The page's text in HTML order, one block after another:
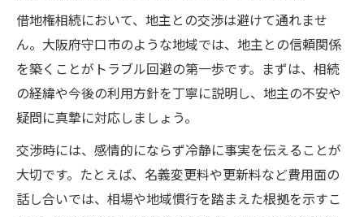
借地権相続において、地主との交渉は避けて通れませ
ん。大阪府守口市のような地域では、地主との信頼関係
を築くことがトラブル回避の第一歩です。まずは、相続
の経緯や今後の利用方針を丁寧に説明し、地主の不安や
疑問に真摯に対応しましょう。
交渉時には、感情的にならず冷静に事実を伝えることが
大切です。たとえば、名義変更料や更新料など費用面の
話し合いでは、相場や地域慣行を踏まえた根拠を示すこ